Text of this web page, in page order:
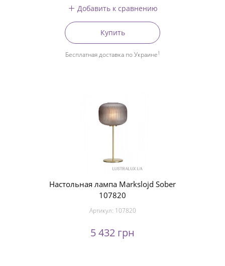
Добавить к сравнению
Купить
Бесплатная доставка по Украине1
Настольная лампа Markslojd Sober
107820
Артикул: 107820
5 432 грн